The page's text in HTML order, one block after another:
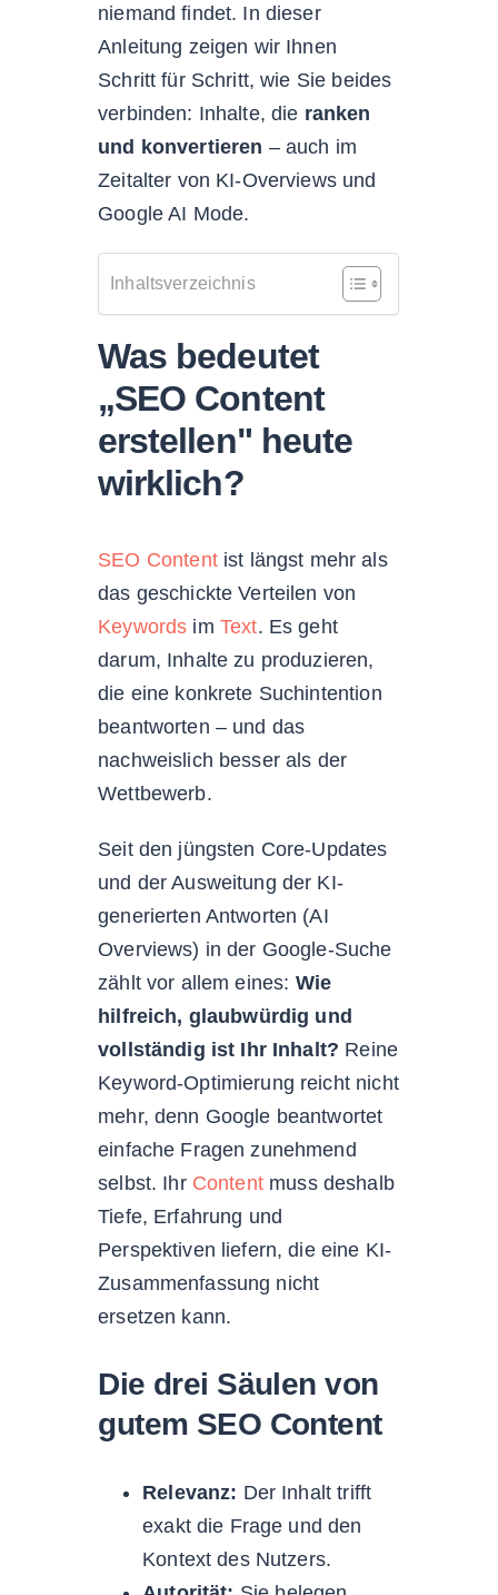
niemand findet. In dieser
Anleitung zeigen wir Ihnen
Schritt für Schritt, wie Sie beides
verbinden: Inhalte, die ranken
und konvertieren – auch im
Zeitalter von KI-Overviews und
Google AI Mode.
Inhaltsverzeichnis
Was bedeutet
„SEO Content
erstellen" heute
wirklich?
SEO Contentist längst mehr als
das geschickte Verteilen von
Keywords im Text. Es geht
darum, Inhalte zu produzieren,
die eine konkrete Suchintention
beantworten – und das
nachweislich besser als der
Wettbewerb.
Seit den jüngsten Core-Updates
und der Ausweitung der KI-
generierten Antworten (AI
Overviews) in der Google-Suche
zählt vor allem eines: Wie
hilfreich, glaubwürdig und
vollständig ist Ihr Inhalt? Reine
Keyword-Optimierung reicht nicht
mehr, denn Google beantwortet
einfache Fragen zunehmend
selbst. Ihr Contentmuss deshalb
Tiefe, Erfahrung und
Perspektiven liefern, die eine KI-
Zusammenfassung nicht
ersetzen kann.
Die drei Säulen von
gutem SEO Content
Relevanz: Der Inhalt trifft
exakt die Frage und den
Kontext des Nutzers.